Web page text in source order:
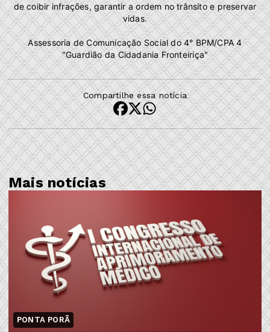
de coibir infrações, garantir a ordem no trânsito e preservar
vidas.
Assessoria de Comunicação Social do 4° BPM/CPA 4
"Guardião da Cidadania Fronteiriça"
Compartilhe essa notícia
Mais notícias
PONTA PORÃ